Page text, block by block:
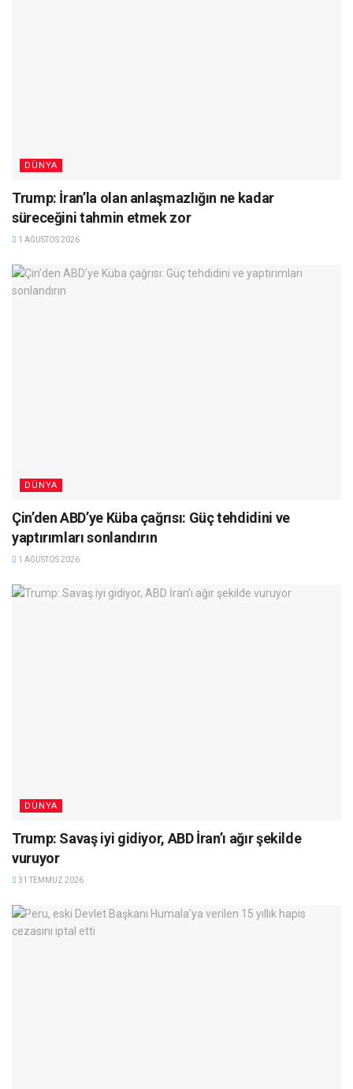
DÜNYA
Trump: İran’la olan anlaşmazlığın ne kadar
süreceğini tahmin etmek zor
1 AĞUSTOS 2026
DÜNYA
Çin’den ABD’ye Küba çağrısı: Güç tehdidini ve
yaptırımları sonlandırın
1 AĞUSTOS 2026
DÜNYA
Trump: Savaş iyi gidiyor, ABD İran’ı ağır şekilde
vuruyor
31 TEMMUZ 2026